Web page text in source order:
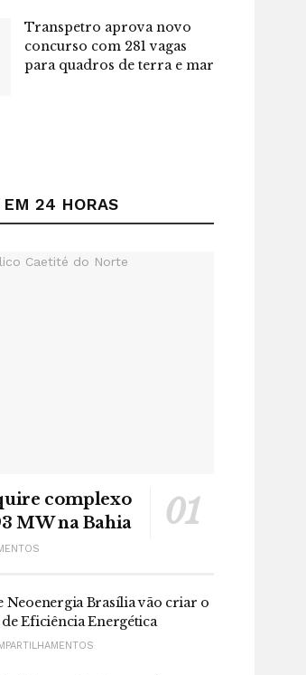
Transpetro aprova novo
concurso com 281 vagas
para quadros de terra e mar
24 HORAS
complexo
MW na Bahia
Neoenergia Brasília vão criar o
Eficiência Energética